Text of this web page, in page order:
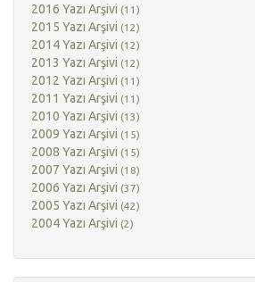
2016 Yazı Arşivi (11)
2015 Yazı Arşivi (12)
2014 Yazı Arşivi (12)
2013 Yazı Arşivi (12)
2012 Yazı Arşivi (11)
2011 Yazı Arşivi (11)
2010 Yazı Arşivi (13)
2009 Yazı Arşivi (15)
2008 Yazı Arşivi (15)
2007 Yazı Arşivi (18)
2006 Yazı Arşivi (37)
2005 Yazı Arşivi (42)
2004 Yazı Arşivi (2)